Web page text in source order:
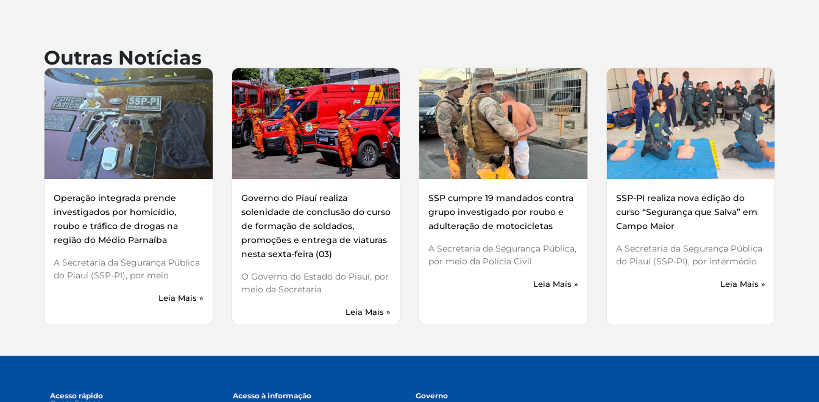
Outras Notícias
Operação integrada prende
investigados por homicídio,
roubo e tráfico de drogas na
região do Médio Parnaíba
A Secretaria da Segurança Pública
do Piauí (SSP-PI), por meio
Leia Mais »
Governo do Piauí realiza
solenidade de conclusão do curso
de formação de soldados,
promoções e entrega de viaturas
nesta sexta-feira (03)
O Governo do Estado do Piauí, por
meio da Secretaria
Leia Mais »
SSP cumpre 19 mandados contra
grupo investigado por roubo e
adulteração de motocicletas
A Secretaria de Segurança Pública,
por meio da Polícia Civil
Leia Mais »
SSP-PI realiza nova edição do
curso “Segurança que Salva” em
Campo Maior
A Secretaria da Segurança Pública
do Piauí (SSP-PI), por intermédio
Leia Mais »
Acesso rápido
Acesso à informação Governo